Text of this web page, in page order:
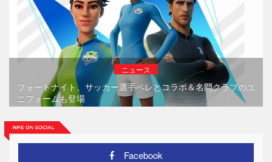
ニュース
フォートナイト、サッカー選手ペレとコラボ＆名門クラブのユ
ニフォームも登場
Facebook